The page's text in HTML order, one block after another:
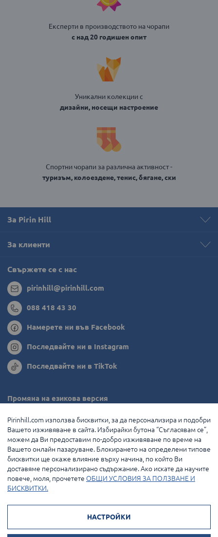
Експерти в производството на чорапи
с над 20 годишен опит
Уникални колекции с
дизайни, носещи настроение
Спортни чорапи за различна активност -
туризъм, колоездене, тенис, бягане, ски
За Pirin Hill
За клиенти
Свържете се с нас
pirinhill@pirinhill.com
088 418 43 30
Намерете ни във Facebook
Последвайте ни в Instagram
Последвайте ни в TikTok
Промяна на езикова версия
Румъния
Гърция
Нидерландия
Франция
Начини на плащане:
Pirinhill.com използва бисквитки, за да персонализира и подобри
Вашето изживяване в сайта. Избирайки бутона “Съгласявам се”,
можем да Ви предоставим по-добро изживяване по време на
Вашето онлайн пазаруване. Блокирането на определени типове
бисквитки ще окаже влияние върху начина, по който Ви
доставяме персонализирано съдържание. Ако искате да научите
повече, моля, прочетете ОБЩИ УСЛОВИЯ ЗА ПОЛЗВАНЕ И
БИСКВИТКИ.
НАСТРОЙКИ